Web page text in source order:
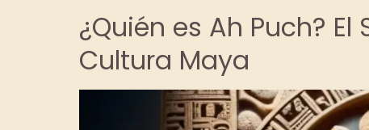
¿Quién es Ah Puch?
Cultura Maya